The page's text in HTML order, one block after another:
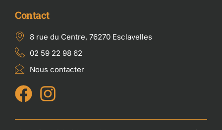
Contact
8 rue du Centre, 76270 Esclavelles
02 59 22 98 62
Nous contacter